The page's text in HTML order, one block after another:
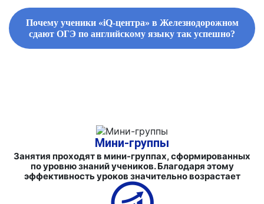
Почему ученики «iQ-центра» в Железнодорожном
сдают ОГЭ по английскому языку так успешно?
Мини-группы
Занятия проходят в мини-группах, сформированных
по уровню знаний учеников. Благодаря этому
эффективность уроков значительно возрастает